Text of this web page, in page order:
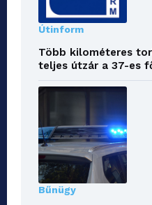
Útinform
Több kilométeres
teljes útzár a 37-es
Bűnügy